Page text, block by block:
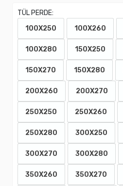
TÜL PERDE:
100X250
100X260
100X280 150X250
150X270 150X280
200X260 200X270
250X250 250X260
250X280 300X250
300X270 300X280
350X260 350X270